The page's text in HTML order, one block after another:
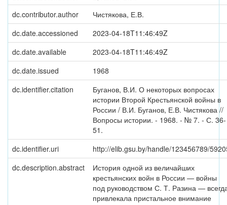
dc.contributor.author
Чистякова, Е.В.
dc.date.accessioned
2023-04-18T11:46:49Z
dc.date.available
2023-04-18T11:46:49Z
dc.date.issued
1968
dc.identifier.citation
Буганов, В.И. О некоторых вопросах
истории Второй Крестьянской войны в
России / В.И. Буганов, Е.В. Чистякова //
Вопросы истории. - 1968. - № 7. - С. 36-
51.
dc.identifier.uri
http://elib.gsu.by/handle/123456789/
dc.description.abstract
История одной из величайших
крестьянских войн в России — войны
под руководством С. Т. Разина —
привлекала пристальное внимание